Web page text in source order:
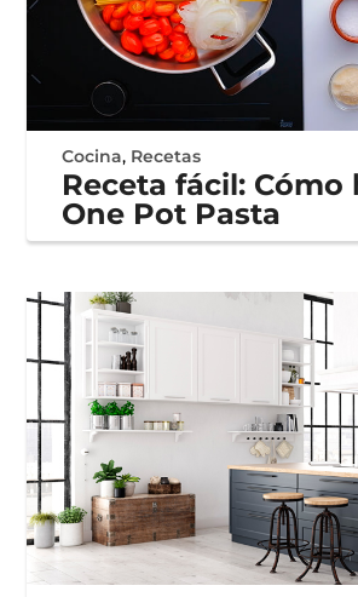
Cocina, Recetas
Receta fácil: Cómo
One Pot Pasta